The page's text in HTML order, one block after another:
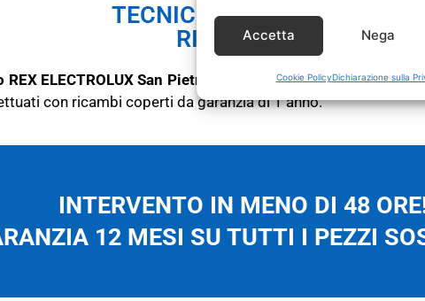
Accetta Nega
Cookie PolicyDichiarazione sulla
TECNICO REX
RICAMBI CON
ELECTROLUX San Pietro in CasaleintervieneSOLOsu
con ricambi coperti da garanzia di 1 anno.
INTERVENTO IN MENO DI 48
12 MESI SU TUTTI I PEZZI